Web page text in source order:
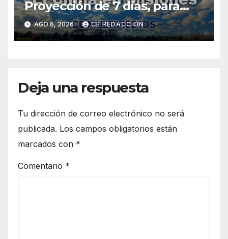
Proyección de 7 días, para
Zonas: Centro, Sur y Norte
AGO 6, 2026 CE REDACCIÓN
Deja una respuesta
Tu dirección de correo electrónico no será
publicada. Los campos obligatorios están
marcados con *
Comentario *